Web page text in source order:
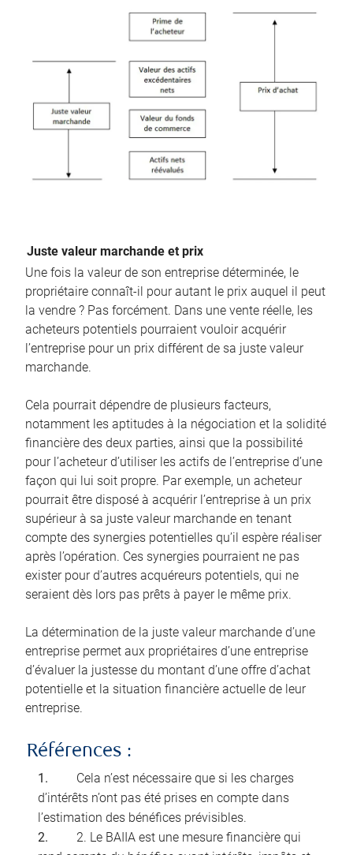
Juste valeur marchande et prix
Une fois la valeur de son entreprise déterminée, le
propriétaire connaît-il pour autant le prix auquel il peut
la vendre ? Pas forcément. Dans une vente réelle, les
acheteurs potentiels pourraient vouloir acquérir
l’entreprise pour un prix différent de sa juste valeur
marchande.
Cela pourrait dépendre de plusieurs facteurs,
notamment les aptitudes à la négociation et la solidité
financière des deux parties, ainsi que la possibilité
pour l’acheteur d’utiliser les actifs de l’entreprise d’une
façon qui lui soit propre. Par exemple, un acheteur
pourrait être disposé à acquérir l’entreprise à un prix
supérieur à sa juste valeur marchande en tenant
compte des synergies potentielles qu’il espère réaliser
après l’opération. Ces synergies pourraient ne pas
exister pour d’autres acquéreurs potentiels, qui ne
seraient dès lors pas prêts à payer le même prix.
La détermination de la juste valeur marchande d’une
entreprise permet aux propriétaires d’une entreprise
d’évaluer la justesse du montant d’une offre d’achat
potentielle et la situation financière actuelle de leur
entreprise.
Références :
Cela n’est nécessaire que si les charges
d’intérêts n’ont pas été prises en compte dans
l’estimation des bénéfices prévisibles.
2. Le BAIIA est une mesure financière qui